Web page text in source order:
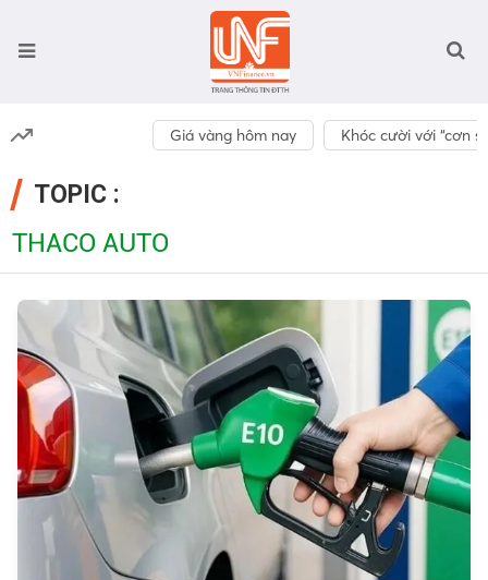
Giá vàng hôm nay Khóc cười với “cơn
TOPIC :
THACO AUTO